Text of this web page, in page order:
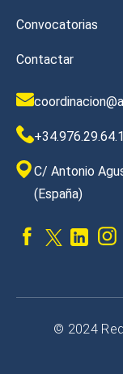
Convocatorias
Contactar
C/ Antonio
(España)
© 2024